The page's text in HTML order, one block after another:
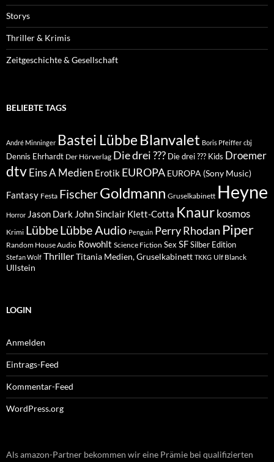
Storys
Thriller & Krimis
Zeitgeschichte & Gesellschaft
BELIEBTE TAGS
André Minninger Bastei Lübbe Blanvalet Boris Pfeiffer cbj
Dennis Ehrhardt Der Hörverlag Die drei ??? Die drei ??? Kids Droemer
dtvEins A Medien Erotik EUROPA EUROPA (Sony Music)
Fantasy Festa FischerGoldmann Gruselkabinett Heyne
Horror Jason Dark John Sinclair Klett-Cotta Knaur kosmos
Krimi LübbeLübbe Audio Penguin Perry Rhodan Piper
Random House Audio Rowohlt Science Fiction Sex SFSilber Edition
Stefan Wolf ThrillerTitania Medien, Gruselkabinett TKKG Ulf Blanck
Ullstein
LOGIN
Anmelden
Eintrags-Feed
Kommentar-Feed
WordPress.org
Als amazon-Partner bekommen wir eine Prämie bei qualifizierten